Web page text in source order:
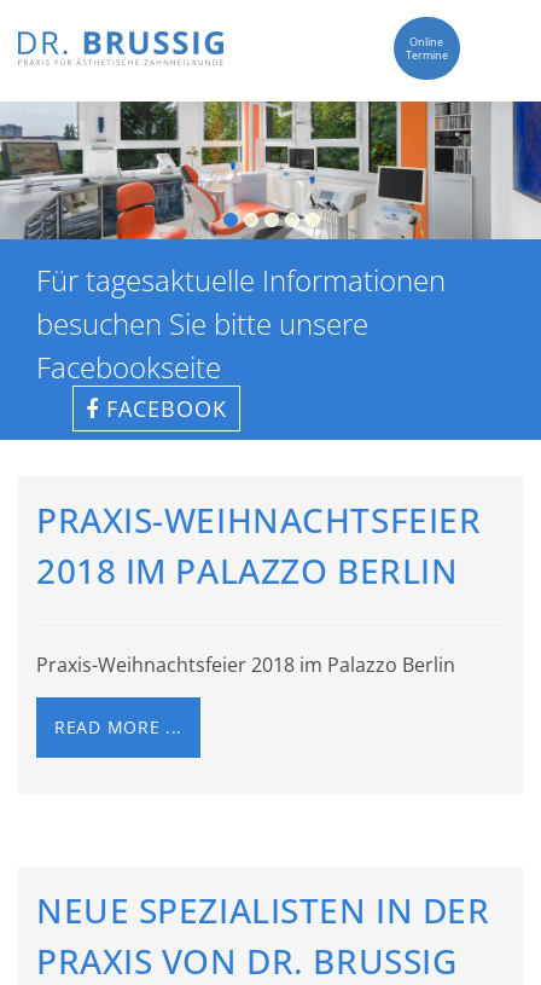
Online
Termine
Für tagesaktuelle Informationen
besuchen Sie bitte unsere
Facebookseite
FACEBOOK
PRAXIS-WEIHNACHTSFEIER
2018 IM PALAZZO BERLIN
Praxis-Weihnachtsfeier 2018 im Palazzo Berlin
READ MORE ...
NEUE SPEZIALISTEN IN DER
PRAXIS VON DR. BRUSSIG